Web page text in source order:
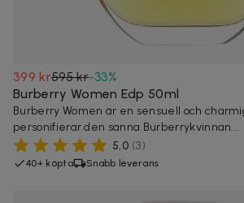
399 kr595 kr-33%
Burberry Women Edp 50ml
Burberry Women är en sensuell och
personifierar den sanna Burberrykvinnan...
5,0 (3)
40+ köpta Snabb leverans